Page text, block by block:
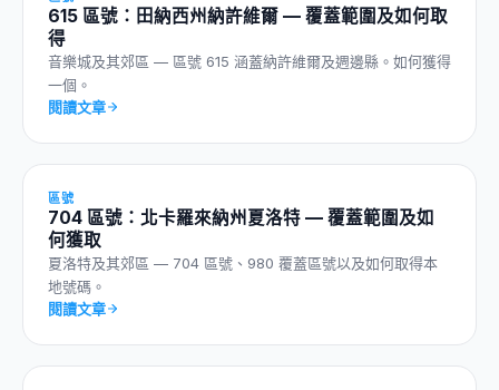
615 區號：田納西州納許維爾 — 覆蓋範圍及如何取
得
音樂城及其郊區 — 區號 615 涵蓋納許維爾及週邊縣。如何獲得
一個。
閱讀文章
區號
704 區號：北卡羅來納州夏洛特 — 覆蓋範圍及如
何獲取
夏洛特及其郊區 — 704 區號、980 覆蓋區號以及如何取得本
地號碼。
閱讀文章